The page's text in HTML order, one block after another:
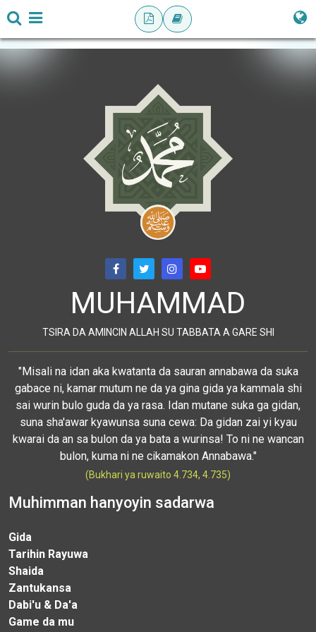
MUHAMMAD
TSIRA DA AMINCIN ALLAH SU TABBATA A GARE SHI
"Misali na idan aka kwatanta da sauran annabawa da suka
gabace ni, kamar mutum ne da ya gina gida ya kammala shi
sai wurin bulo guda da ya rasa. Idan mutane suka ga gidan,
suna sha'awar kyawunsa suna cewa: Da gidan zai yi kyau
kwarai da an sa bulon da ya bata a wurinsa! To ni ne wancan
bulon, kuma ni ne cikamakon Annabawa."
(Bukhari ya ruwaito 4.734, 4.735)
Muhimman hanyoyin sadarwa
Gida
Tarihin Rayuwa
Shaida
Zantukansa
Dabi'u & Da'a
Game da mu